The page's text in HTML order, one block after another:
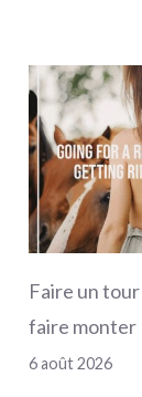
Faire un
faire monter
6 août 2026